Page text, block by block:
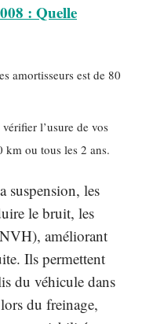
: Quelle
amortisseurs est de 80
l’usure de vos
km ou tous les 2 ans.
suspension, les
le bruit, les
améliorant
Ils permettent
du véhicule dans
du freinage,